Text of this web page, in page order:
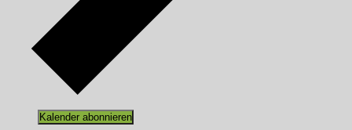
Kalender abonnieren